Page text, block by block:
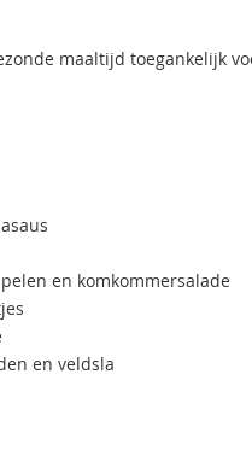
maaltijd toegankelijk
en komkommersalade
en veldsla